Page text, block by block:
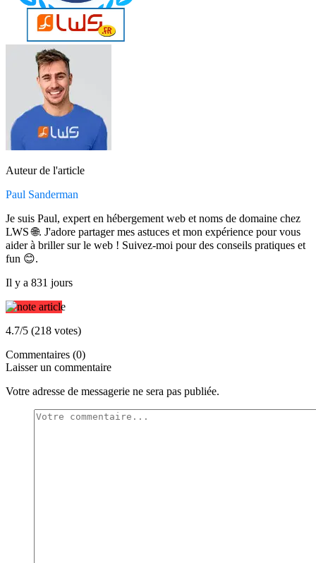
Auteur de l'article
Paul Sanderman
Je suis Paul, expert en hébergement web et noms de domaine chez
LWS 🌐. J'adore partager mes astuces et mon expérience pour vous
aider à briller sur le web ! Suivez-moi pour des conseils pratiques et
fun 😊.
Il y a 831 jours
4.7/5 (218 votes)
Commentaires (0)
Laisser un commentaire
Votre adresse de messagerie ne sera pas publiée.